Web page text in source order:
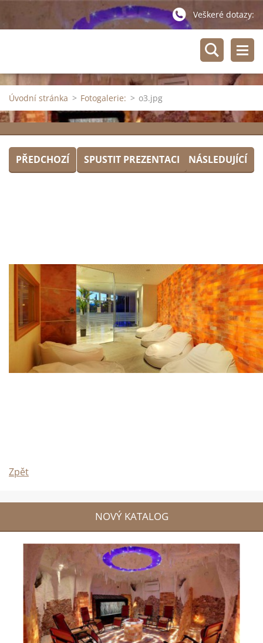
Veškeré dotazy:
Úvodní stránka > Fotogalerie: > o3.jpg
PŘEDCHOZÍ SPUSTIT PREZENTACI NÁSLEDUJÍCÍ
Zpět
NOVÝ KATALOG